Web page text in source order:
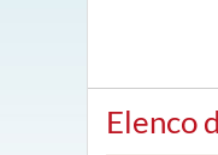
Elenco